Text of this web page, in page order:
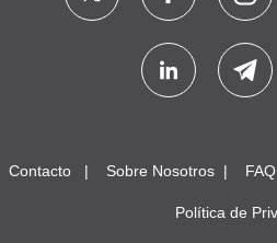
Contacto Sobre Nosotros FAQ
Política de